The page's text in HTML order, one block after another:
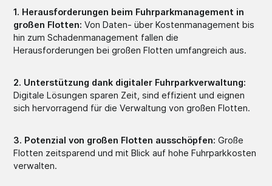
1. Herausforderungen beim Fuhrparkmanagement in
großen Flotten: Von Daten- über Kostenmanagement bis
hin zum Schadenmanagement fallen die
Herausforderungen bei großen Flotten umfangreich aus.
2. Unterstützung dank digitaler Fuhrparkverwaltung:
Digitale Lösungen sparen Zeit, sind effizient und eignen
sich hervorragend für die Verwaltung von großen Flotten.
3. Potenzial von großen Flotten ausschöpfen: Große
Flotten zeitsparend und mit Blick auf hohe Fuhrparkkosten
verwalten.